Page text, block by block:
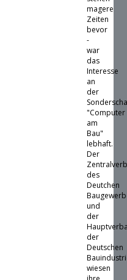
magere
Zeiten
bevor
-
war
das
Interesse
an
der
"Computer
am
Bau"
lebhaft.
Der
des
Deutchen
und
der
der
Deutschen
wiesen